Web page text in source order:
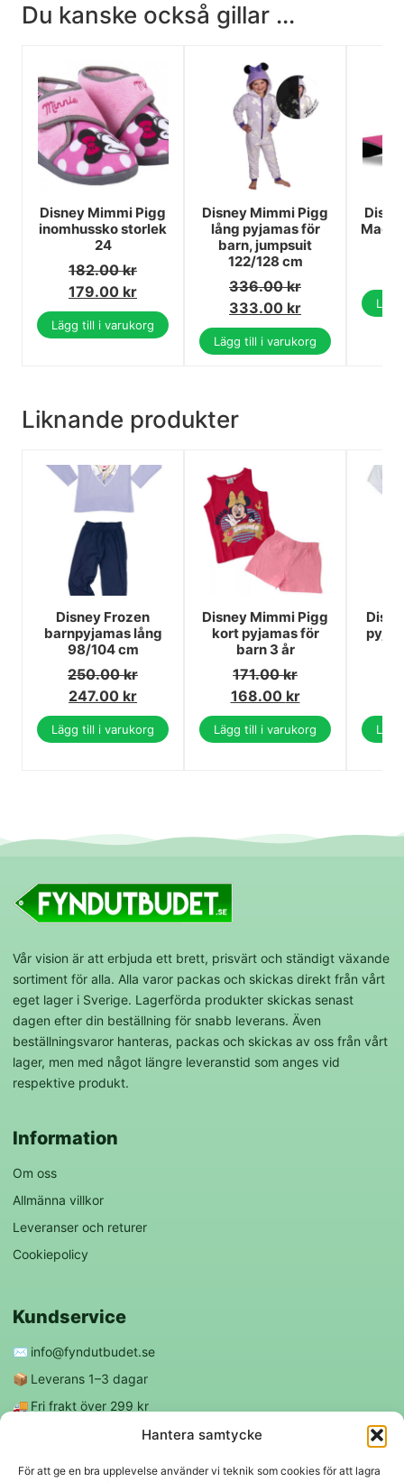
Hantera samtycke
För att ge en bra upplevelse använder vi teknik som cookies för att lagra
Du kanske också gillar ...
Disney Mimmi Pigg
inomhussko storlek
24
182.00kr
179.00 kr
Lägg till i varukorg
Disney Mimmi Pigg
lång pyjamas för
barn, jumpsuit
122/128 cm
336.00kr
333.00 kr
Lägg till i varukorg
Liknande produkter
Disney Frozen
barnpyjamas lång
98/104 cm
250.00kr
247.00 kr
Lägg till i varukorg
Disney Mimmi Pigg
kort pyjamas för
barn 3 år
171.00kr
168.00 kr
Lägg till i varukorg
Vår vision är att erbjuda ett brett, prisvärt och ständigt växande
sortiment för alla. Alla varor packas och skickas direkt från vårt
eget lager i Sverige. Lagerförda produkter skickas senast
dagen efter din beställning för snabb leverans. Även
beställningsvaror hanteras, packas och skickas av oss från vårt
lager, men med något längre leveranstid som anges vid
respektive produkt.
Information
Om oss
Allmänna villkor
Leveranser och returer
Cookiepolicy
Kundservice
✉️ info@fyndutbudet.se
📦 Leverans 1–3 dagar
🚚 Fri frakt över 299 kr